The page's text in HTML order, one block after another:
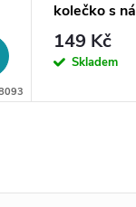
kolečko s
stříbrná ocel
149 Kč
Skladem